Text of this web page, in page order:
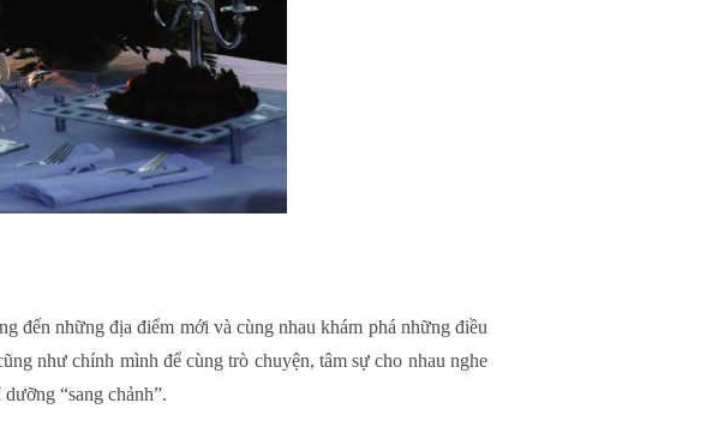
đến những địa điểm mới và cùng nhau khám phá những điều
như chính mình để cùng trò chuyện, tâm sự cho nhau nghe
“sang chảnh”.